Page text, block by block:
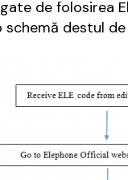
de folosirea
destul